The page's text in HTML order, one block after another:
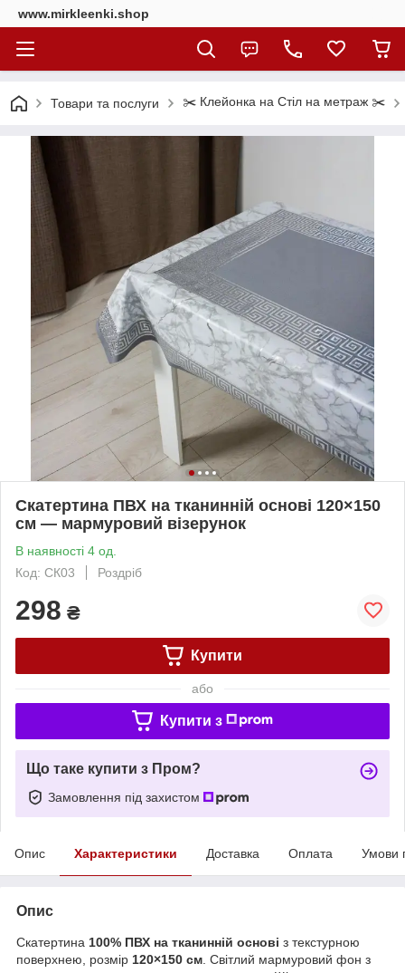
www.mirkleenki.shop
Товари та послуги ✂️ Клейонка на Стіл на метраж ✂️
Скатертина ПВХ на тканинній основі 120×150
см — мармуровий візерунок
В наявності 4 од.
Код: СК03
Роздріб
298 ₴
Купити
або
Купити з
Що таке купити з Пром?
Замовлення під захистом
Опис Характеристики Доставка Оплата Умови
Опис
Скатертина 100% ПВХ на тканинній основі з текстурною
поверхнею, розмір 120×150 см . Світлий мармуровий фон з